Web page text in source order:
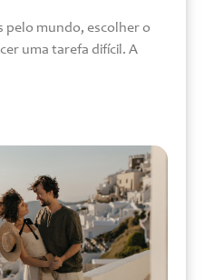
pelo mundo, escolher o
uma tarefa difícil. A